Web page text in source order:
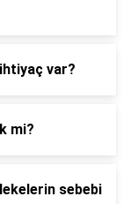
var?
mi?
sebebi